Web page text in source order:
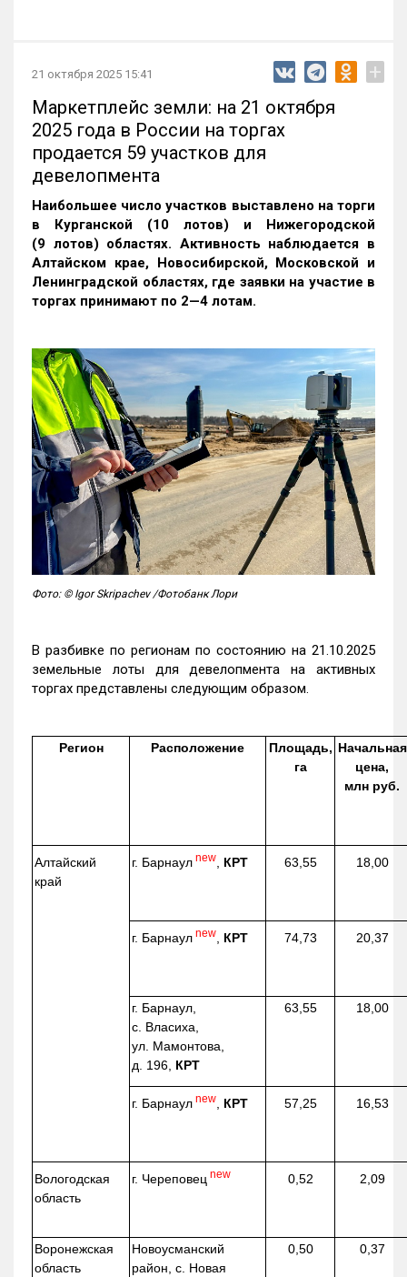
21 октября 2025 15:41 +
Маркетплейс земли: на 21 октября
2025 года в России на торгах
продается 59 участков для
девелопмента
Наибольшее число участков выставлено на торги
в Курганской (10 лотов) и Нижегородской
(9 лотов) областях. Активность наблюдается в
Алтайском крае, Новосибирской, Московской и
Ленинградской областях, где заявки на участие в
торгах принимают по 2—4 лотам.
Фото: © Igor Skripachev /Фотобанк Лори
В разбивке по регионам по состоянию на 21.10.2025
земельные лоты для девелопмента на активных
торгах представлены следующим образом.
Регион Расположение
Площадь,
га
Начальная
цена,
млн руб.
Алтайский
край
г. Барнаул new КРТ 63,55 18,00
г. Барнаул new КРТ 74,73 20,37
г. Барнаул,
с. Власиха,
ул. Мамонтова,
д. 196, КРТ
63,55 18,00
г. Барнаул new КРТ 57,25 16,53
Вологодская
область
г. Череповец new 0,52 2,09
Воронежская
область
Новоусманский
район, с. Новая
0,50 0,37